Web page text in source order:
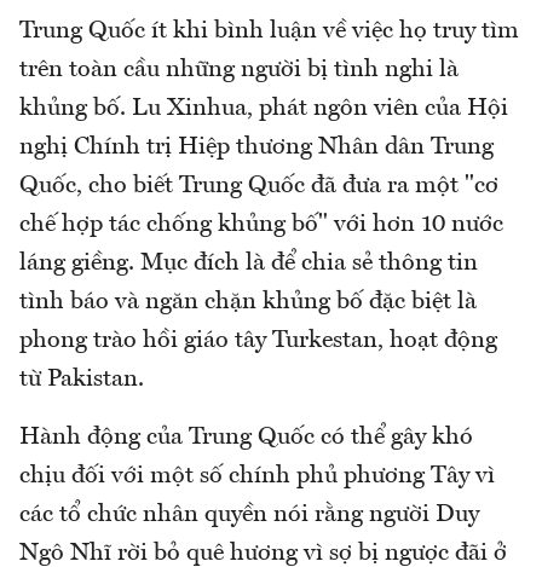
Trung Quốc ít khi bình luận về việc họ truy tìm
trên toàn cầu những người bị tình nghi là
khủng bố. Lu Xinhua, phát ngôn viên của Hội
nghị Chính trị Hiệp thương Nhân dân Trung
Quốc, cho biết Trung Quốc đã đưa ra một "cơ
chế hợp tác chống khủng bố" với hơn 10 nước
láng giềng. Mục đích là để chia sẻ thông tin
tình báo và ngăn chặn khủng bố đặc biệt là
phong trào hồi giáo tây Turkestan, hoạt động
từ Pakistan.
Hành động của Trung Quốc có thể gây khó
chịu đối với một số chính phủ phương Tây vì
các tổ chức nhân quyền nói rằng người Duy
Ngô Nhĩ rời bỏ quê hương vì sợ bị ngược đãi ở